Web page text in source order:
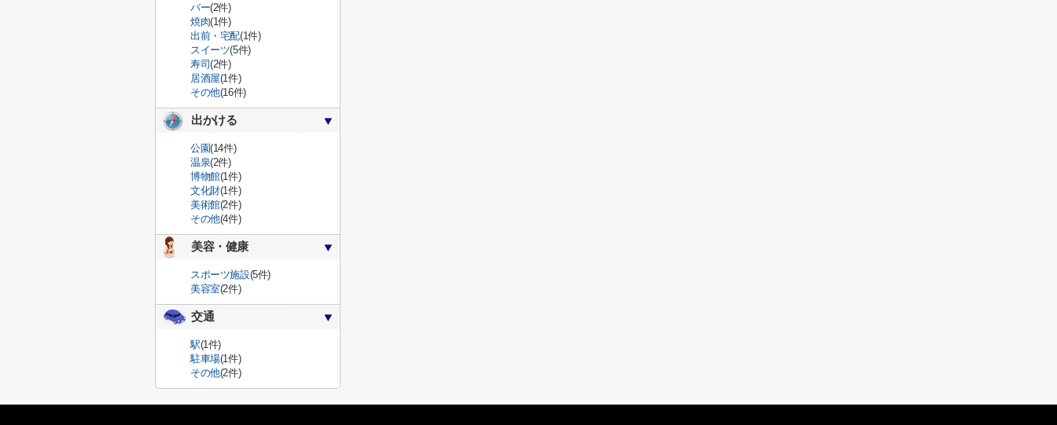
バー(2件)
焼肉(1件)
出前・宅配(1件)
スイーツ(5件)
寿司(2件)
居酒屋(1件)
その他(16件)
出かける
公園(14件)
温泉(2件)
博物館(1件)
文化財(1件)
美術館(2件)
その他(4件)
美容・健康
スポーツ施設(5件)
美容室(2件)
交通
駅(1件)
駐車場(1件)
その他(2件)